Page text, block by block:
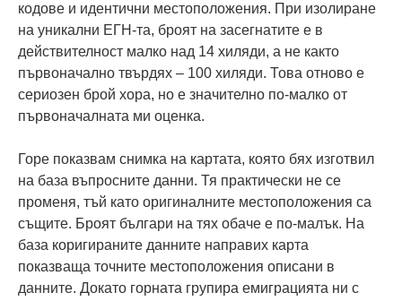
кодове и идентични местоположения. При изолиране
на уникални ЕГН-та, броят на засегнатите е в
действителност малко над 14 хиляди, а не както
първоначално твърдях – 100 хиляди. Това отново е
сериозен брой хора, но е значително по-малко от
първоначалната ми оценка.
Горе показвам снимка на картата, която бях изготвил
на база въпросните данни. Тя практически не се
променя, тъй като оригиналните местоположения са
същите. Броят българи на тях обаче е по-малък. На
база коригираните данните направих карта
показваща точните местоположения описани в
данните. Докато горната групира емиграцията ни с